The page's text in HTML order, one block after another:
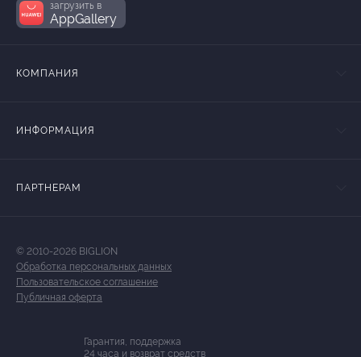
загрузить в
AppGallery
КОМПАНИЯ
ИНФОРМАЦИЯ
ПАРТНЕРАМ
© 2010-2026 BIGLION
Обработка персональных данных
Пользовательское соглашение
Публичная оферта
Гарантия, поддержка
24 часа и возврат средств